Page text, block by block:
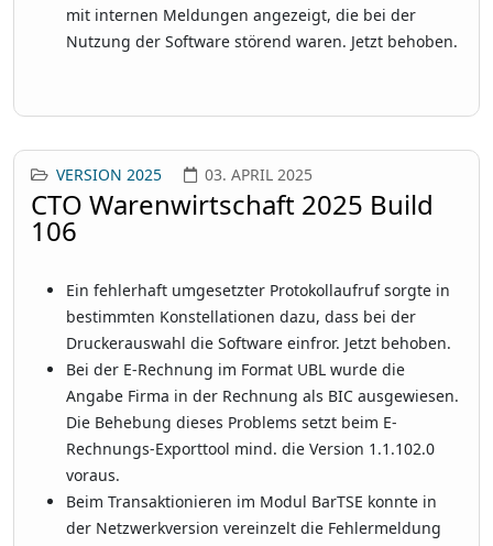
mit internen Meldungen angezeigt, die bei der
Nutzung der Software störend waren. Jetzt behoben.
VERSION 2025 03. APRIL 2025
CTO Warenwirtschaft 2025 Build
106
Ein fehlerhaft umgesetzter Protokollaufruf sorgte in
bestimmten Konstellationen dazu, dass bei der
Druckerauswahl die Software einfror. Jetzt behoben.
Bei der E-Rechnung im Format UBL wurde die
Angabe Firma in der Rechnung als BIC ausgewiesen.
Die Behebung dieses Problems setzt beim E-
Rechnungs-Exporttool mind. die Version 1.1.102.0
voraus.
Beim Transaktionieren im Modul BarTSE konnte in
der Netzwerkversion vereinzelt die Fehlermeldung